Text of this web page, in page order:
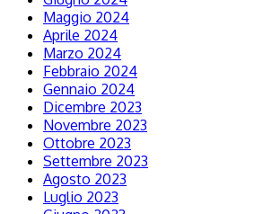
Maggio 2024
Aprile 2024
Marzo 2024
Febbraio 2024
Gennaio 2024
Dicembre 2023
Novembre 2023
Ottobre 2023
Settembre 2023
Agosto 2023
Luglio 2023